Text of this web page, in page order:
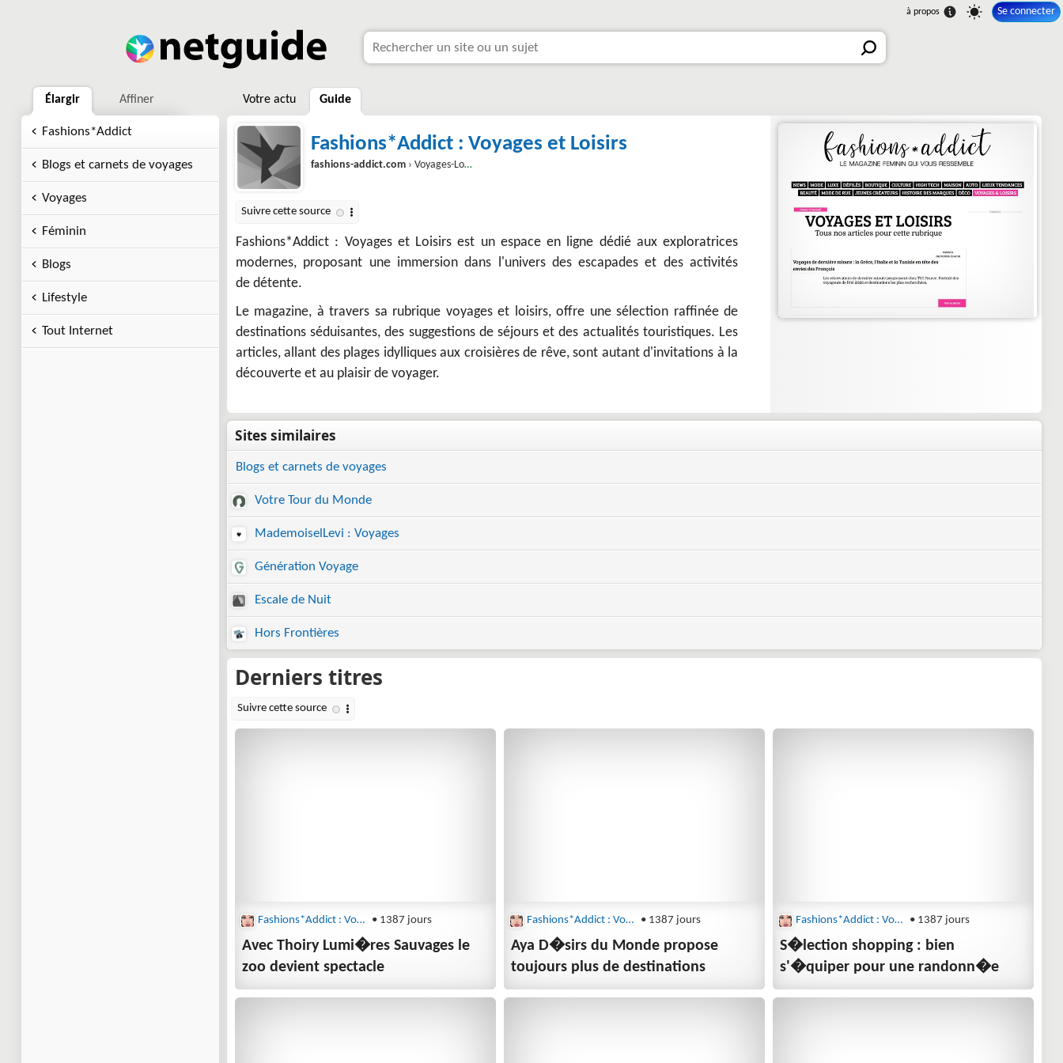
Se connecter
Élargir Affiner
Fashions*Addict
Blogs et carnets de voyages
Voyages
Féminin
Blogs
Lifestyle
Tout Internet
Votre actu Guide
Fashions*Addict : Voyages et Loisirs
fashions-addict.com › Voyages-Loisirs_380.html?f1=VoyagesEtLoisirs#
Fashions*Addict : Voyages et Loisirs est un espace en ligne dédié aux exploratrices
modernes, proposant une immersion dans l'univers des escapades et des activités
de détente.
Le magazine, à travers sa rubrique voyages et loisirs, offre une sélection raffinée de
destinations séduisantes, des suggestions de séjours et des actualités touristiques. Les
articles, allant des plages idylliques aux croisières de rêve, sont autant d'invitations à la
découverte et au plaisir de voyager.
Blogs et carnets de voyages
Votre Tour du Monde
MademoiselLevi : Voyages
Génération Voyage
Escale de Nuit
Hors Frontières
Fashions*Addict : Voyages et Loisirs • 1387 jours
Avec Thoiry Lumi�res Sauvages le
Fashions*Addict : Voyages et Loisirs • 1387 jours
Aya D�sirs du Monde propose
Fashions*Addict : Voyages et Loisirs • 1387 jours
S�lection shopping : bien